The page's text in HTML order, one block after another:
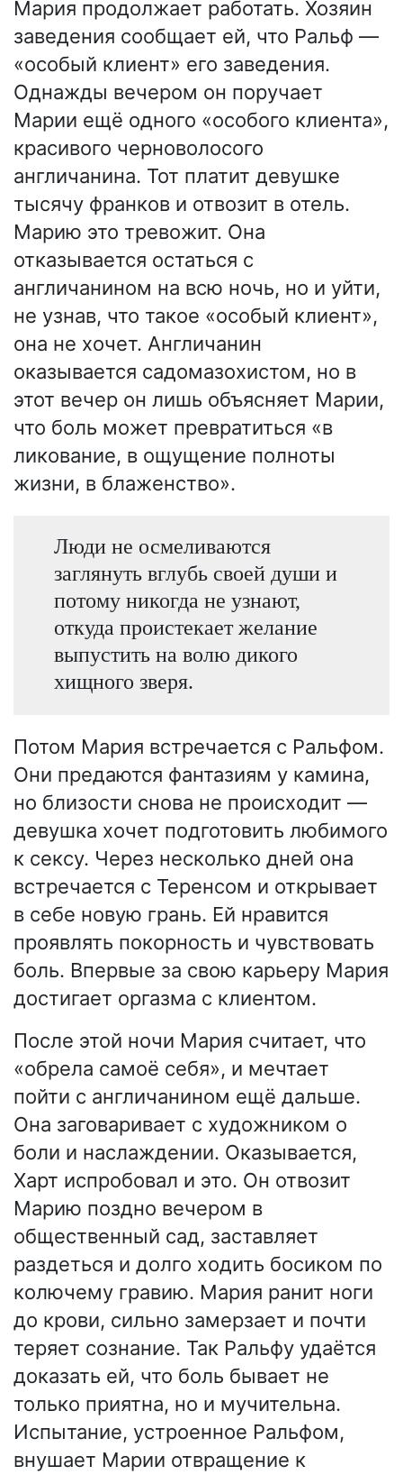
Мария продолжает работать. Хозяин
заведения сообщает ей, что Ральф —
«особый клиент» его заведения.
Однажды вечером он поручает
Марии ещё одного «особого клиента»,
красивого черноволосого
англичанина. Тот платит девушке
тысячу франков и отвозит в отель.
Марию это тревожит. Она
отказывается остаться с
англичанином на всю ночь, но и уйти,
не узнав, что такое «особый клиент»,
она не хочет. Англичанин
оказывается садомазохистом, но в
этот вечер он лишь объясняет Марии,
что боль может превратиться «в
ликование, в ощущение полноты
жизни, в блаженство».
Люди не осмеливаются
заглянуть вглубь своей души и
потому никогда не узнают,
откуда проистекает желание
выпустить на волю дикого
хищного зверя.
Потом Мария встречается с Ральфом.
Они предаются фантазиям у камина,
но близости снова не происходит —
девушка хочет подготовить любимого
к сексу. Через несколько дней она
встречается с Теренсом и открывает
в себе новую грань. Ей нравится
проявлять покорность и чувствовать
боль. Впервые за свою карьеру Мария
достигает оргазма с клиентом.
После этой ночи Мария считает, что
«обрела самоё себя», и мечтает
пойти с англичанином ещё дальше.
Она заговаривает с художником о
боли и наслаждении. Оказывается,
Харт испробовал и это. Он отвозит
Марию поздно вечером в
общественный сад, заставляет
раздеться и долго ходить босиком по
колючему гравию. Мария ранит ноги
до крови, сильно замерзает и почти
теряет сознание. Так Ральфу удаётся
доказать ей, что боль бывает не
только приятна, но и мучительна.
Испытание, устроенное Ральфом,
внушает Марии отвращение к